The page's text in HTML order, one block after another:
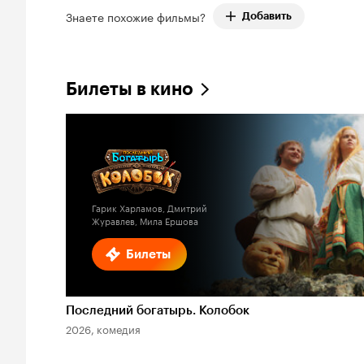
Знаете похожие фильмы? Добавить
Билеты в кино
Билеты
Гарик Харламов, Дмитрий
Журавлев, Мила Ершова
Последний богатырь. Колобок
2026, комедия